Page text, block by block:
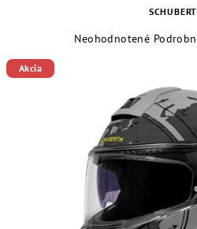
Priemerné
hviezdičiek.
Neohodnotené
Akcia